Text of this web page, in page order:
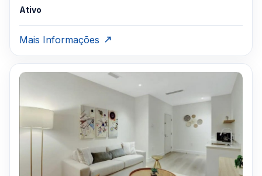
Ativo
Mais Informações